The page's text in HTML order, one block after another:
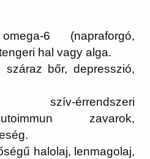
6 (napraforgó,
hal vagy alga.
száraz bőr, depresszió,
érrendszeri
zavarok,
halolaj, lenmagolaj,